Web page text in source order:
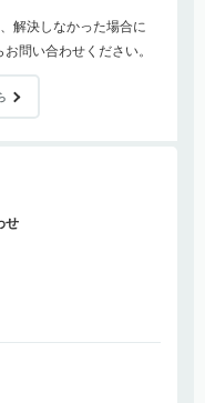
解決しなかった場合に
問い合わせください。
せ